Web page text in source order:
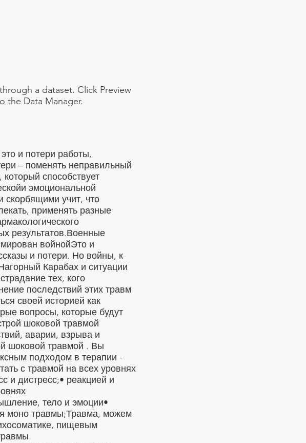
a dataset. Click Preview
the Data Manager.
и потери работы,
– поменять неправильный
способствует
эмоциональной
учит, что
применять разные
результатов.Военные
войнойЭто и
и потери. Но войны, к
Карабах и ситуации
тех, кого
последствий этих травм
своей историей как
вопросы, которые будут
шоковой травмой
аварии, взрыва и
шоковой травмой . Вы
подходом в терапии -
с травмой на всех уровнях
и дистресс;• реакцией и
тело и эмоции•
моно травмы;Травма, можем
пищевым